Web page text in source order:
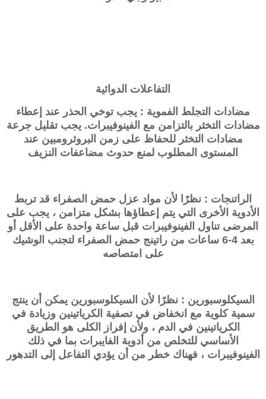
التفاعلات الدوائية
مضادات التجلط الفموية : يجب توخي الحذر عند إعطاء
مضادات التخثر بالتزامن مع الفينوفيبرات. يجب تقليل جرعة
مضادات التخثر للحفاظ على زمن البروثرومبين عند
المستوى المطلوب لمنع حدوث مضاعفات النزيف
الراتنجات : نظرًا لأن مواد عزل حمض الصفراء قد تربط
الأدوية الأخرى التي يتم إعطاؤها بشكل متزامن ، يجب على
المرضى تناول الفينوفيبرات قبل ساعة واحدة على الأقل أو
بعد 4-6 ساعات من راتينج حمض الصفراء لتجنب الوشيك
على امتصاصه
السيكلوسبورين : نظرًا لأن السيكلوسبورين يمكن أن ينتج
سمية كلوية مع انخفاض في تصفية الكرياتينين وزيادة في
الكرياتينين في الدم ، ولأن إفراز الكلى هو الطريق
الأساسي للتخلص من أدوية الفايبرات بما في ذلك
الفينوفيبرات ، فهناك خطر من أن يؤدي التفاعل إلى التدهور